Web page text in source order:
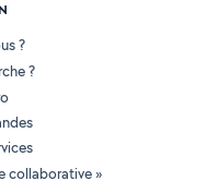
?
?
collaborative »